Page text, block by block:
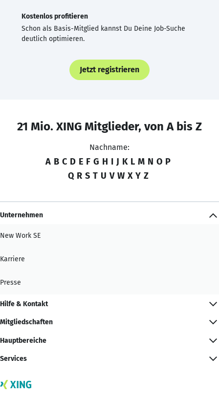
Kostenlos profitieren
Schon als Basis-Mitglied kannst Du Deine Job-Suche
deutlich optimieren.
Jetzt registrieren
21 Mio. XING Mitglieder, von A bis Z
Nachname:
A B C D E F G H I J K L M N O P
Q R S T U V W X Y Z
Unternehmen
New Work SE
Karriere
Presse
Hilfe & Kontakt
Mitgliedschaften
Hauptbereiche
Services